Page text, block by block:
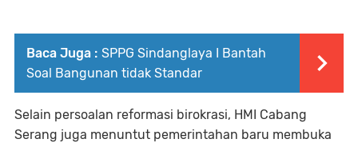
Baca Juga : SPPG Sindanglaya I Bantah
Soal Bangunan tidak Standar
Selain persoalan reformasi birokrasi, HMI Cabang
Serang juga menuntut pemerintahan baru membuka